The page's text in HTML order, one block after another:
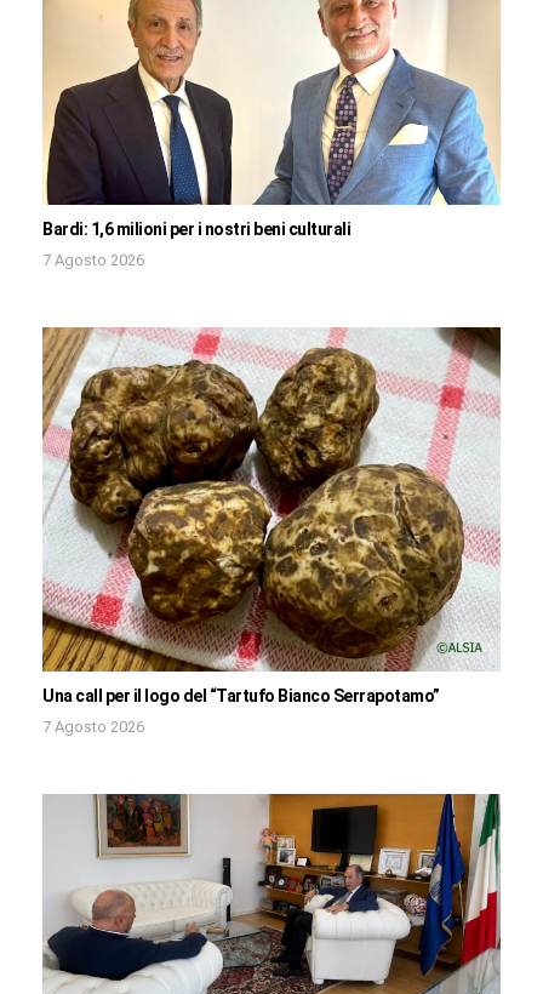
Bardi: 1,6 milioni per i nostri beni culturali
7 Agosto 2026
Una call per il logo del “Tartufo Bianco Serrapotamo”
7 Agosto 2026